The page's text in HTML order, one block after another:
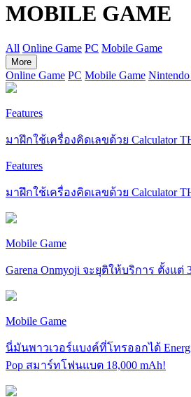
MOBILE GAME
All Online Game PC Mobile Game
More
Online Game PC Mobile Game
Features
มาฝึกใช้เครื่องคิดเลขด้วย Calculator
Features
มาฝึกใช้เครื่องคิดเลขด้วย Calculator
Mobile Game
Garena Onmyoji จะยุติให้บริการ ตั้งแต่
Mobile Game
นี่มันพาวเวอร์แบงค์ที่โทรออกได้
Pop สมาร์ทโฟนแบต 18,000 mAh!